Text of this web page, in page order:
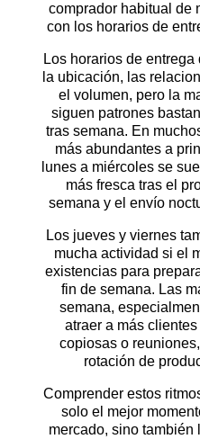
comprador habitual de
con los horarios de
Los horarios de
la ubicación, las
el volumen, pero la
siguen patrones
tras semana. En
más abundantes a
lunes a miércoles se
más fresca tras el
semana y el envío
Los jueves y viernes
mucha actividad si el
existencias para
fin de semana. Las
semana,
atraer a más
copiosas o
rotación de
Comprender estos
solo el mejor
mercado, sino